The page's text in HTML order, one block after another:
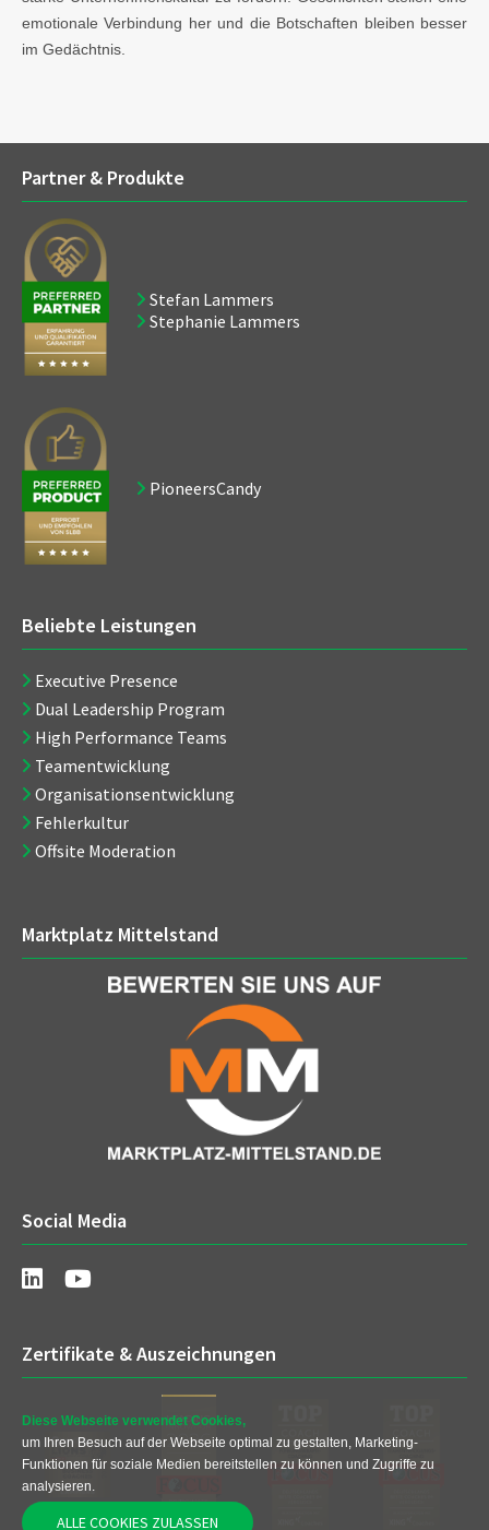
emotionale Verbindung her und die Botschaften bleiben besser
im Gedächtnis.
Partner & Produkte
Stefan Lammers
Stephanie Lammers
PioneersCandy
Beliebte Leistungen
Executive Presence
Dual Leadership Program
High Performance Teams
Teamentwicklung
Organisationsentwicklung
Fehlerkultur
Offsite Moderation
Marktplatz Mittelstand
Social Media
Zertifikate & Auszeichnungen
Diese Webseite verwendet Cookies,
um Ihren Besuch auf der Webseite optimal zu gestalten, Marketing-
Funktionen für soziale Medien bereitstellen zu können und Zugriffe zu
analysieren.
ALLE COOKIES ZULASSEN